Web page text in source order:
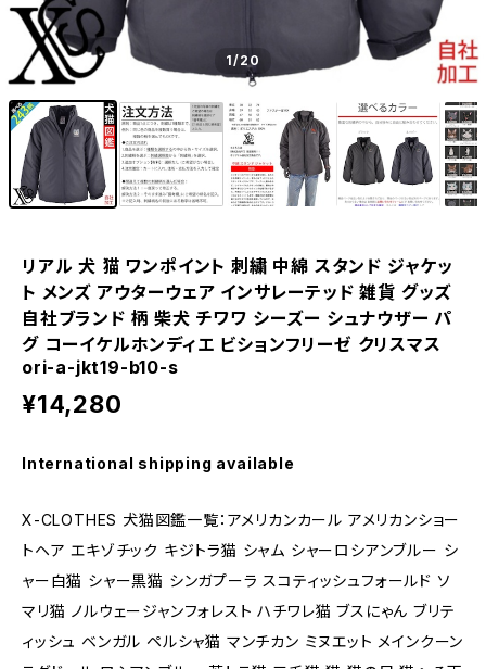
1/20
リアル 犬 猫 ワンポイント 刺繍 中綿 スタンド ジャケッ
ト メンズ アウターウェア インサレーテッド 雑貨 グッズ
自社ブランド 柄 柴犬 チワワ シーズー シュナウザー パ
グ コーイケルホンディエ ビションフリーゼ クリスマス
ori-a-jkt19-b10-s
¥14,280
International shipping available
X-CLOTHES 犬猫図鑑一覧：アメリカンカール アメリカンショー
トヘア エキゾチック キジトラ猫 シャム シャーロシアンブルー シ
ャー白猫 シャー黒猫 シンガプーラ スコティッシュフォールド ソ
マリ猫 ノルウェージャンフォレスト ハチワレ猫 ブスにゃん ブリテ
ィッシュ ベンガル ペルシャ猫 マンチカン ミヌエット メインクーン